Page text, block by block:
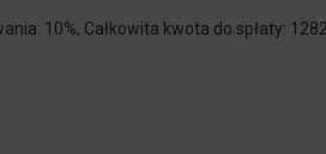
10%, Całkowita kwota do spłaty: